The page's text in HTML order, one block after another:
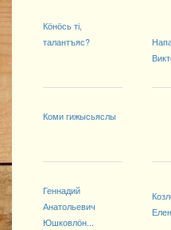
Кӧнӧсь ті,
талантъяс?
Коми гижысьяслы
Геннадий
Анатольевич
Юшковлӧн...